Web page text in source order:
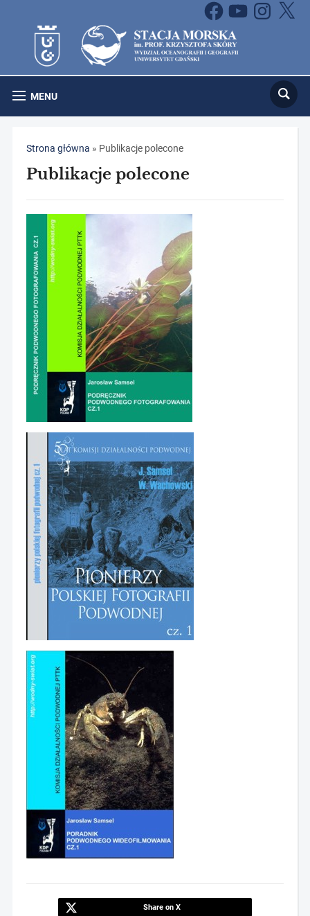
FacebookYouTubeInstagram
X
MENU
Strona główna » Publikacje polecone
Publikacje polecone
Share on X